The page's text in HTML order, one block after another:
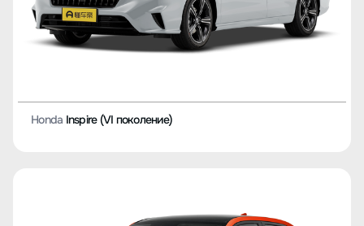
Honda Inspire (VI поколение)